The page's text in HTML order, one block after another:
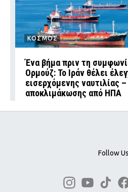
ΚΟΣΜΟΣ
Ένα βήμα πριν τη
Ορμούζ: Το Ιράν θέλει
εισερχόμενης ναυτιλίας
αποκλιμάκωσης από ΗΠΑ
Follow Us